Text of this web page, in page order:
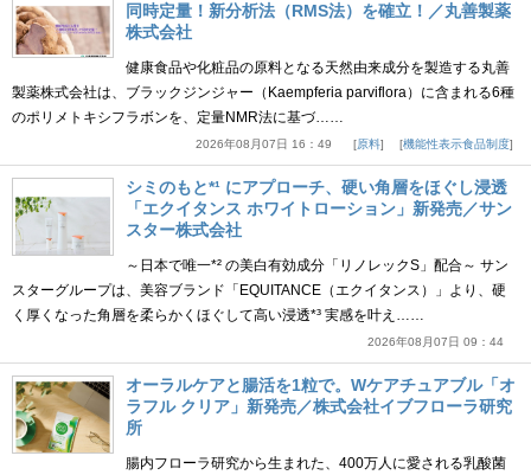
同時定量！新分析法（RMS法）を確立！／丸善製薬
株式会社
健康食品や化粧品の原料となる天然由来成分を製造する丸善
製薬株式会社は、ブラックジンジャー（Kaempferia parviflora）に含まれる6種
のポリメトキシフラボンを、定量NMR法に基づ……
2026年08月07日 16：49 原料 機能性表示食品制度
シミのもと*¹ にアプローチ、硬い角層をほぐし浸透
「エクイタンス ホワイトローション」新発売／サン
スター株式会社
～日本で唯一*² の美白有効成分「リノレックS」配合～ サン
スターグループは、美容ブランド「EQUITANCE（エクイタンス）」より、硬
く厚くなった角層を柔らかくほぐして高い浸透*³ 実感を叶え……
2026年08月07日 09：44
オーラルケアと腸活を1粒で。Wケアチュアブル「オ
ラフル クリア」新発売／株式会社イブフローラ研究
所
腸内フローラ研究から生まれた、400万人に愛される乳酸菌